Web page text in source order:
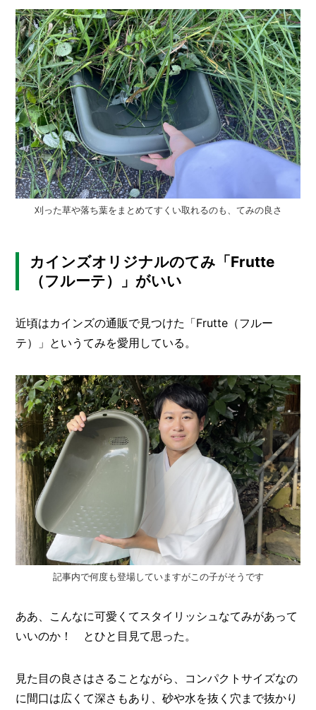
刈った草や落ち葉をまとめてすくい取れるのも、てみの良さ
カインズオリジナルのてみ「Frutte
（フルーテ）」がいい
近頃はカインズの通販で見つけた「Frutte（フルー
テ）」というてみを愛用している。
記事内で何度も登場していますがこの子がそうです
ああ、こんなに可愛くてスタイリッシュなてみがあって
いいのか！ とひと目見て思った。
見た目の良さはさることながら、コンパクトサイズなの
に間口は広くて深さもあり、砂や水を抜く穴まで抜かり